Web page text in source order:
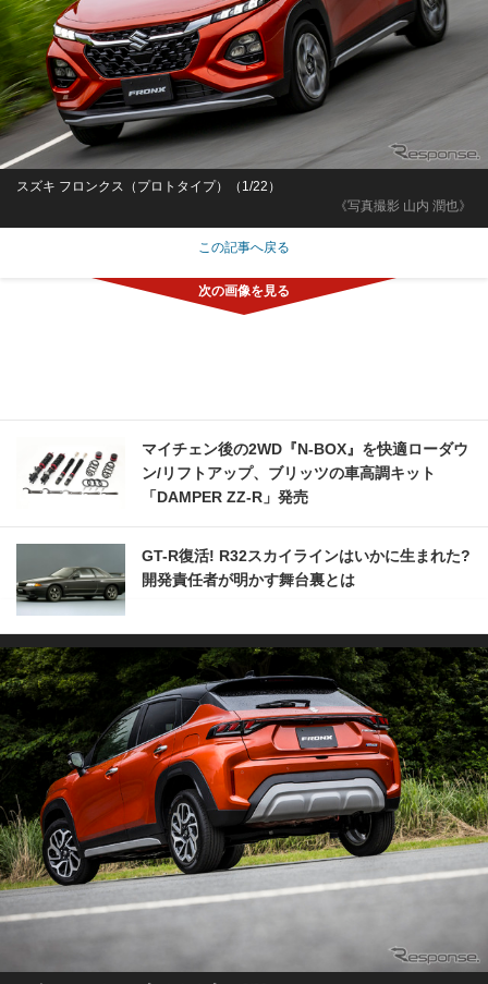
《写真撮影 山内 潤也》
スズキ フロンクス（プロトタイプ）（1/22）
この記事へ戻る
マイチェン後の2WD『N-BOX』を快適ローダウ
ン/リフトアップ、ブリッツの車高調キット
「DAMPER ZZ-R」発売
GT-R復活! R32スカイラインはいかに生まれた?
開発責任者が明かす舞台裏とは